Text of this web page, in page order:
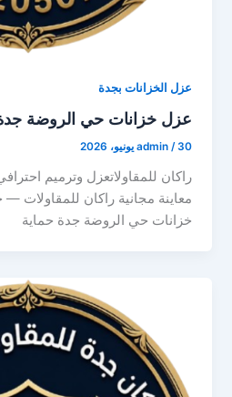
عزل الخزانات بجدة
عزل خزانات حي الروضة
admin /30 يونيو، 2026
معاينة مجانية راكان
خزانات حي الروضة جدة حماية